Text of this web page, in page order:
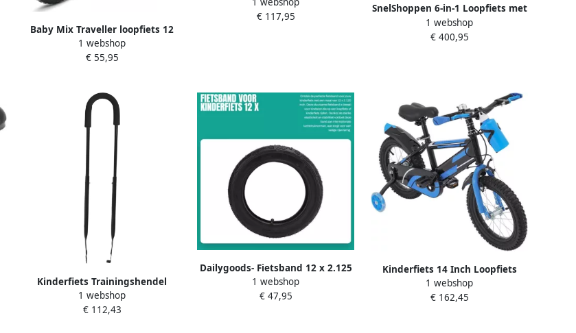
Baby Mix Traveller loopfiets 12
inch zwart Kinderloopfiets
1 webshop
€ 55,95
inch zwart Kinderloopfiets
€ 117,95
SnelShoppen 6-in-1 Loopfiets met
Zijwielen en Pedalen
Converteerbare Opvouwbare
1 webshop
€ 400,95
Kinderfiets Trainingshendel
Loopfiets Hulpstuk Kinderen
Leren Fietsen Ergonomische Grip
1 webshop
€ 112,43
Dailygoods- Fietsband 12 x 2.125
inch Duurzaam Geschikt voor
Kinderfiets Loopfiets Goede
1 webshop
€ 47,95
Kinderfiets 14 Inch Loopfiets
Stabilisatoren Leren Fietsen
Inclusief Steunwielen 35 cm
1 webshop
€ 162,45